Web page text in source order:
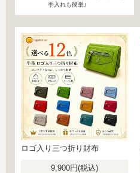
手入れも簡単♪
ロゴ入り三つ折り財布
9,900円(税込)